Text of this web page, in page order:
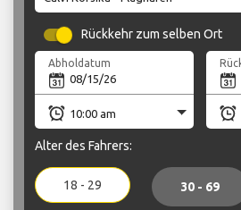
Rückkehr zum selben Ort
Abholdatum
Alter des Fahrers:
18 - 29 30 - 69